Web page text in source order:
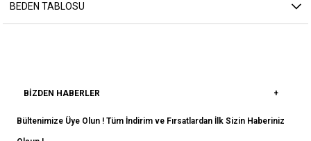
BEDEN TABLOSU
BIZDEN HABERLER
Bültenimize Üye Olun ! Tüm İndirim ve Fırsatlardan İlk Sizin Haberiniz